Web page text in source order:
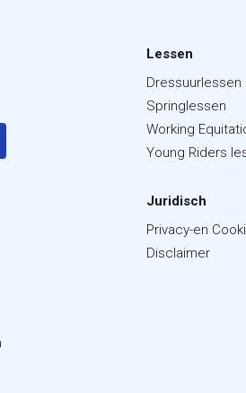
Lessen
Dressuurlessen
Springlessen
Working
Young Riders
Juridisch
Privacy-en
Disclaimer